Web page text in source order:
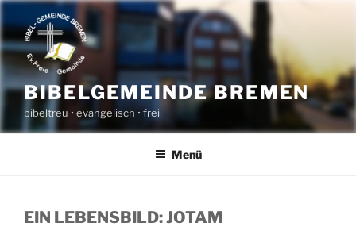
Inhalt
springen
BIBELGEMEINDE BREMEN
bibeltreu • evangelisch • frei
Menü
EIN LEBENSBILD: JOTAM